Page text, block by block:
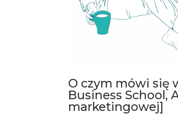
O czym mówi się
Business School,
marketingowej]